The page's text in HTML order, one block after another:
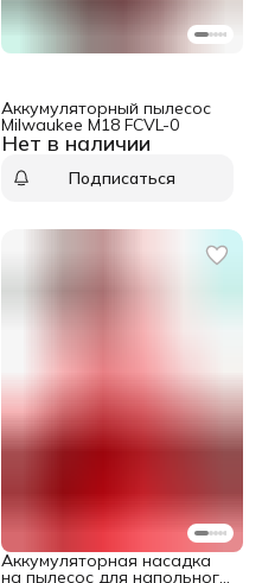
Нет в наличии
Аккумуляторный пылесос
Milwaukee M18 FCVL-0
Подписаться
Аккумуляторная насадка
на пылесос для напольного